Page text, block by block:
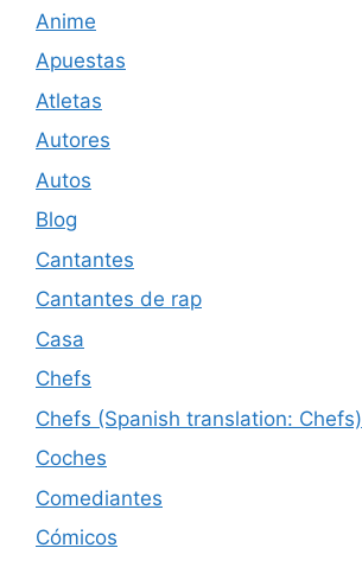
Anime
Apuestas
Atletas
Autores
Autos
Blog
Cantantes
Cantantes de rap
Casa
Chefs
Chefs (Spanish translation: Chefs)
Coches
Comediantes
Cómicos